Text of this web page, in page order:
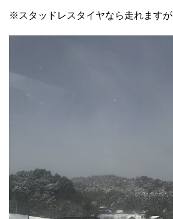
※スタッドレスタイヤなら走れますが